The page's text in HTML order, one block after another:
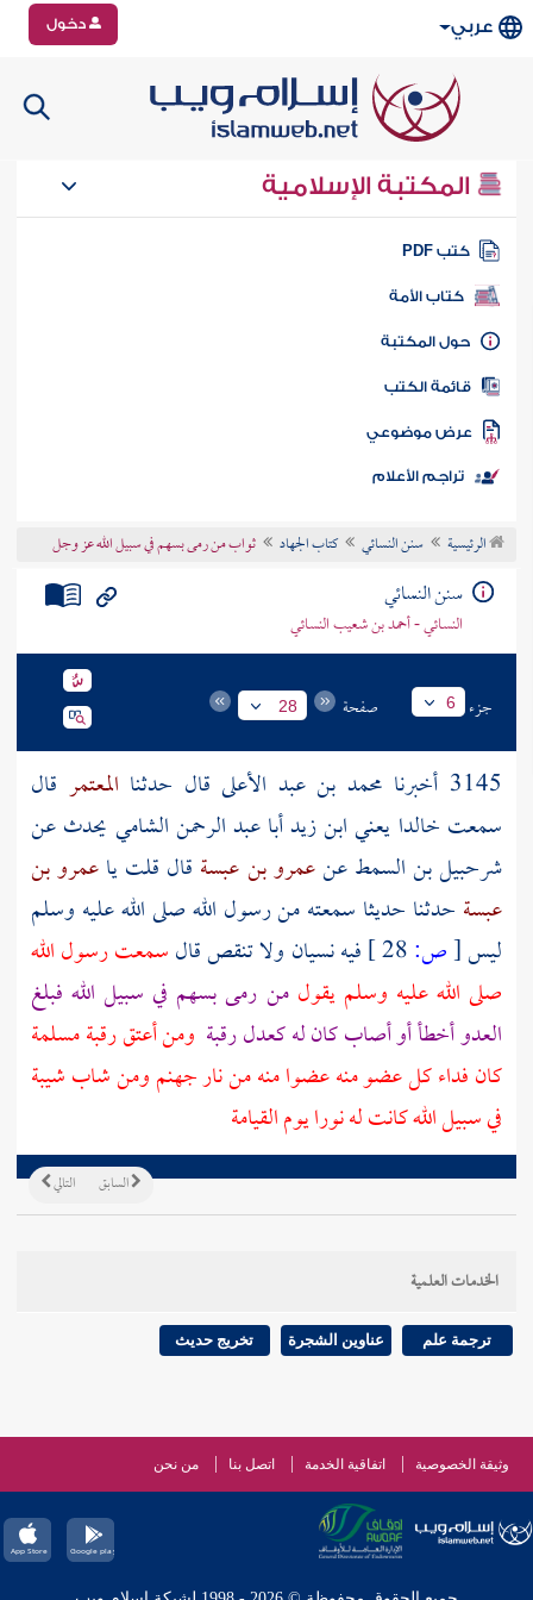
عربي دخول
المكتبة الإسلامية
كتب PDF
كتاب الأمة
المكتبة
الكتب
موضوعي
تراجم الأعلام
الرئيسية سنن النسائي كتاب الجهاد ثواب من رمى بسهم في سبيل الله عز وجل
سنن النسائي
النسائي - أحمد بن شعيب النسائي
جزء 6 صفحة 28
3145 أخبرنا محمد بن عبد الأعلى قال حدثنا المعتمر قال
سمعت خالدا يعني ابن زيد أبا عبد الرحمن الشامي يحدث عن
شرحبيل بن السمطعنعمرو بن عبسة قال قلت ياعمرو بن
عبسة حدثنا حديثا سمعته من رسول الله صلى الله عليه وسلم
ليس[ص: فيه نسيان ولا تنقص قالسمعت رسول الله
صلى الله عليه وسلم يقولمن رمى بسهم في سبيل الله فبلغ
العدو أخطأ أو أصاب كان له كعدل رقبة ومن أعتق رقبة مسلمة
كان فداء كل عضو منه عضوا منه من نار جهنم ومن شاب شيبة
في سبيل الله كانت له نورا يوم القيامة
التالي السابق
الخدمات العلمية
ترجمة علم عناوين الشجرة تخريج حديث
وثيقة الخصوصية اتفاقية الخدمة اتصل بنا من نحن